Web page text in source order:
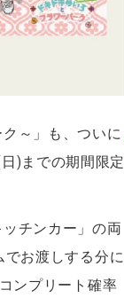
～」も、ついに
)までの期間限定
チンカー」の両
お渡しする分に
ンプリート確率